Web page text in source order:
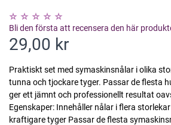
Bli den första att recensera den här
29,00 kr
Praktiskt set med symaskinsnålar i olika
tunna och tjockare tyger. Passar de flesta
ger ett jämnt och professionellt resultat
Egenskaper: Innehåller nålar i flera
kraftigare tyger Passar de flesta